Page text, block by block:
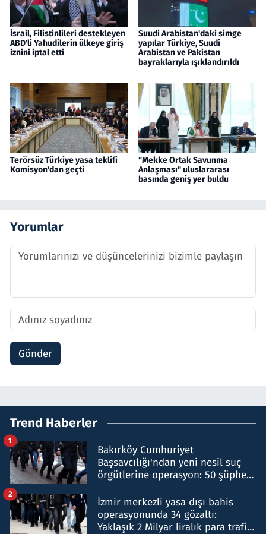
İsrail, Filistinlileri destekleyen
ABD'li Yahudilerin ülkeye giriş
iznini iptal etti
Suudi Arabistan'daki simge
yapılar Türkiye, Suudi
Arabistan ve Pakistan
bayraklarıyla ışıklandırıldı
Terörsüz Türkiye yasa teklifi
Komisyon'dan geçti
"Mekke Ortak Savunma
Anlaşması" uluslararası
basında geniş yer buldu
Yorumlar
Gönder
Trend Haberler
Bakırköy Cumhuriyet
Başsavcılığı'ndan yeni nesil suç
örgütlerine operasyon: 50 şüpheli
1
İzmir merkezli yasa dışı bahis
operasyonunda 34 gözaltı:
Yaklaşık 2 Milyar liralık para trafiği
2